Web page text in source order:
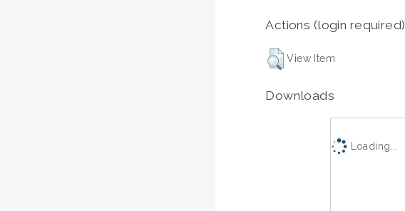
Actions (login required)
View Item
Downloads
Loading...